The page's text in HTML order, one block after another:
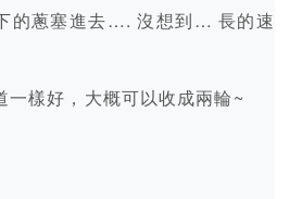
的蔥塞進去…. 沒想到… 長的速
一樣好，大概可以收成兩輪~